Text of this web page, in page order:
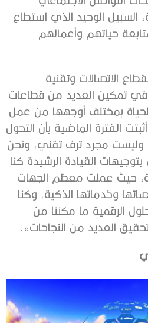
السبيل الوحيد الذي استطاع
حياتهم وأعمالهم
الاتصالات وتقنية
في تمكين العديد من قطاعات
بمختلف أوجهها من عمل
الفترة الماضية بأن التحول
وليست مجرد ترف تقني، ونحن
بتوجيهات القيادة الرشيدة كنا
حيث عملت معظم الجهات
وخدماتها الذكية، وكنا
الرقمية ما مكننا من
العديد من النجاحات».